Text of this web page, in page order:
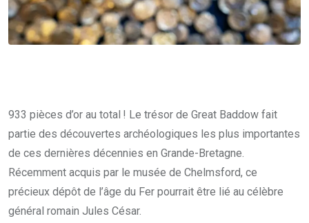
933 pièces d’or au total ! Le trésor de Great Baddow fait
partie des découvertes archéologiques les plus importantes
de ces dernières décennies en Grande-Bretagne.
Récemment acquis par le musée de Chelmsford, ce
précieux dépôt de l’âge du Fer pourrait être lié au célèbre
général romain Jules César.